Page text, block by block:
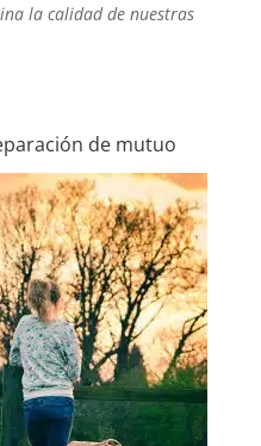
la calidad de nuestras
de mutuo